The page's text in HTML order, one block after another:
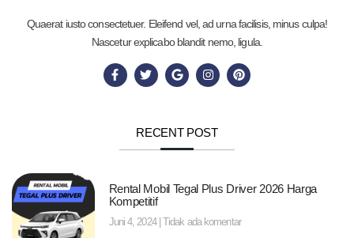
Quaerat iusto consectetuer. Eleifend vel, ad urna facilisis, minus culpa!
Nascetur explicabo blandit nemo, ligula.
RECENT POST
Rental Mobil Tegal Plus Driver 2026 Harga
Kompetitif
Juni 4, 2024 Tidak ada komentar